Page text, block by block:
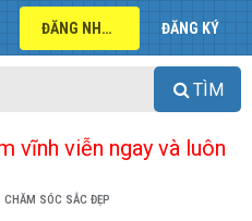
ĐĂNG NHẬP ĐĂNG KÝ
TÌM
vĩnh viễn ngay và luôn
CHĂM SÓC SẮC ĐẸP